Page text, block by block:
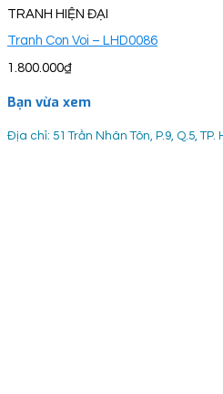
TRANH HIỆN ĐẠI
Tranh Con Voi – LHD0086
1.800.000₫
Bạn vừa xem
Địa chỉ: 51 Trần Nhân Tôn, P.9, Q.5, TP.